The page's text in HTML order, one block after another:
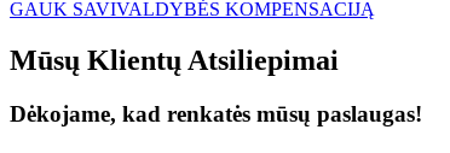
GAUK SAVIVALDYBĖS KOMPENSACIJĄ
Mūsų Klientų Atsiliepimai
Dėkojame, kad renkatės mūsų paslaugas!